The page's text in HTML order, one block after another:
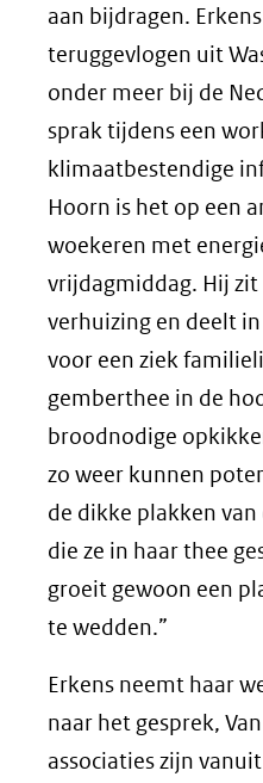
aan bijdragen.
teruggevlogen uit
onder meer bij de
sprak tijdens een
klimaatbestendige
Hoorn is het op een
woekeren met
vrijdagmiddag. Hij
verhuizing en deelt
voor een ziek
gemberthee in de
broodnodige
zo weer kunnen
de dikke plakken
die ze in haar thee
groeit gewoon een
te wedden.”
Erkens neemt haar
naar het gesprek,
associaties zijn